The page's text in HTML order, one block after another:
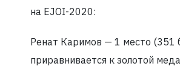
на EJOI-2020:
Ренат Каримов — 1 место (351
приравнивается к золотой